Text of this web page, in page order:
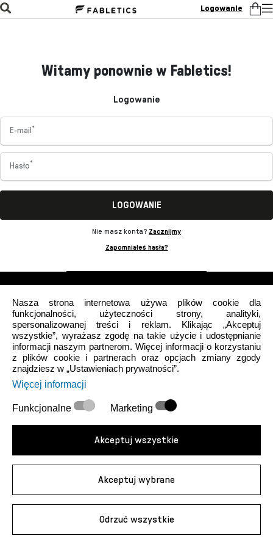
Logowanie
Witamy ponownie w Fabletics!
Logowanie
E-mail *
Hasło *
LOGOWANIE
Nie masz konta? Zacznijmy
Zapomniałeś hasła?
Mój profil
O nas
Wskazówki
Wszelkie prawa zastrzeżone.
© 2026 Fabletics, LLC. Znaki towarowe należą do ich właścicieli.
Ta strona internetowa jest zarządzana przez Intersocks d.o.o., autoryzowanego
dystrybutora marki Fabletics.
Nasza strona internetowa używa plików cookie dla
funkcjonalności, użyteczności strony, analityki,
spersonalizowanej treści i reklam. Klikając „Akceptuj
wszystkie”, wyrażasz zgodę na takie użycie i udostępnianie
informacji naszym partnerom. Więcej informacji o korzystaniu
z plików cookie i partnerach oraz opcjach zmiany zgody
znajdziesz w „Ustawieniach prywatności”.
Więcej informacji
Funkcjonalne Marketing
Akceptuj wszystkie
Akceptuj wybrane
Odrzuć wszystkie